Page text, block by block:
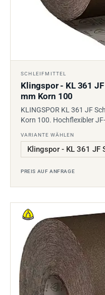
SCHLEIFMITTEL
Klingspor - KL 361
mm Korn 100
KLINGSPOR KL 361 JF
Korn 100. Hochflexibler
VARIANTE WÄHLEN
PREIS AUF ANFRAGE